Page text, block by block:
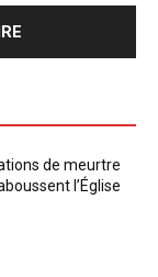
de meurtre
l’Église